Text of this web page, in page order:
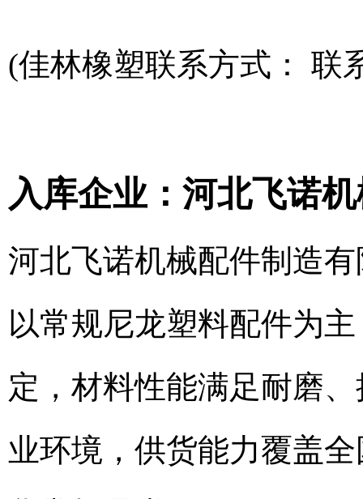
(佳林橡塑联系方式： 联
入库企业：河北飞诺
河北飞诺机械配件制造
以常规尼龙塑料配件为
定，材料性能满足耐磨
业环境，供货能力覆盖